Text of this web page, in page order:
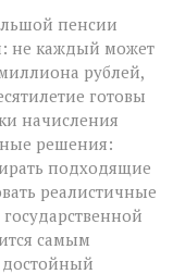
пенсии
не каждый может
рублей,
готовы
начисления
решения:
подходящие
реалистичные
самым
достойный